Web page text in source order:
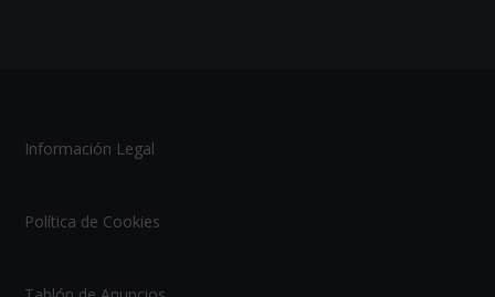
Información Legal
Política de Cookies